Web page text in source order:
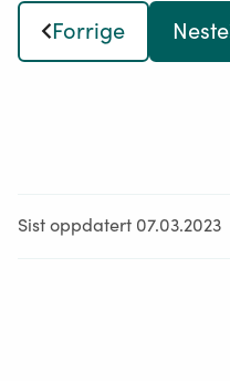
Forrige Neste
Sist oppdatert 07.03.2023